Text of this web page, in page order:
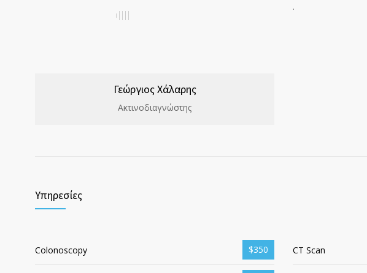
Γεώργιος Χάλαρης
Ακτινοδιαγνώστης
.
Υπηρεσίες
Colonoscopy $350 CT Scan